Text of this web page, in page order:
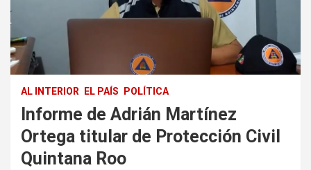
AL INTERIOR EL PAÍS POLÍTICA
Informe de Adrián Martínez
Ortega titular de Protección Civil
Quintana Roo